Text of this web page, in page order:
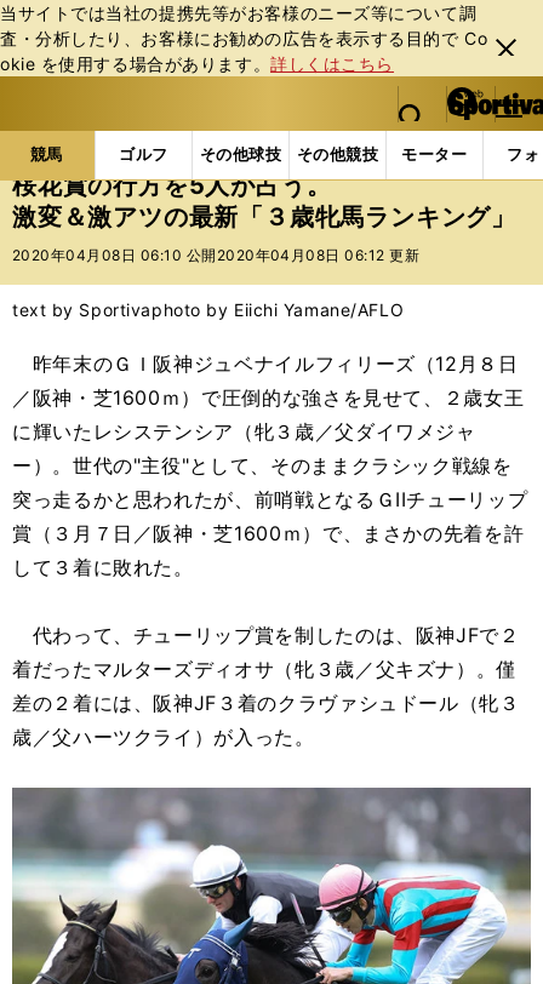
当サイトでは当社の提携先等がお客様のニーズ等について調
査・分析したり、お客様にお勧めの広告を表⽰する⽬的で Co
okie を使⽤する場合があります。詳しくはこちら
閉じ
る
web Sportiva (webスポルティーバ)
検索
マイペ
ー
ジ
メニュ
競馬 ゴルフ その他球技 その他競技 モーター フ
b
ス
ポ
ル
バ
競馬の記事一覧 競馬 桜花賞の行方を5人が占う。
桜花賞の行方を5人が占う。
激変＆激アツの最新「３歳牝馬ランキング」
2020年04月08日 06:10 公開 2020年04月08日 06:12 更新
text by Sportivaphoto by Eiichi Yamane/AFLO
昨年末のＧＩ阪神ジュベナイルフィリーズ（12月８日
／阪神・芝1600ｍ）で圧倒的な強さを見せて、２歳女王
に輝いたレシステンシア（牝３歳／父ダイワメジャ
ー）。世代の"主役"として、そのままクラシック戦線を
突っ走るかと思われたが、前哨戦となるＧIIチューリップ
賞（３月７日／阪神・芝1600ｍ）で、まさかの先着を許
して３着に敗れた。
代わって、チューリップ賞を制したのは、阪神JFで２
着だったマルターズディオサ（牝３歳／父キズナ）。僅
差の２着には、阪神JF３着のクラヴァシュドール（牝３
歳／父ハーツクライ）が入った。